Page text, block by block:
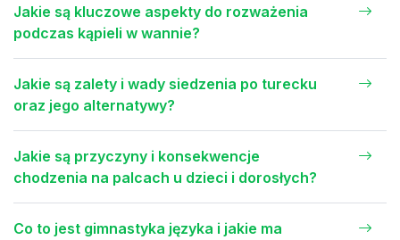
Jakie są kluczowe aspekty do rozważenia
podczas kąpieli w wannie?
Jakie są zalety i wady siedzenia po turecku
oraz jego alternatywy?
Jakie są przyczyny i konsekwencje
chodzenia na palcach u dzieci i dorosłych?
Co to jest gimnastyka języka i jakie ma